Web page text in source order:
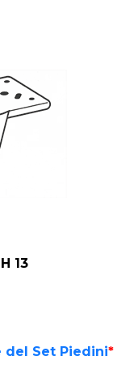
13
del Set Piedini*